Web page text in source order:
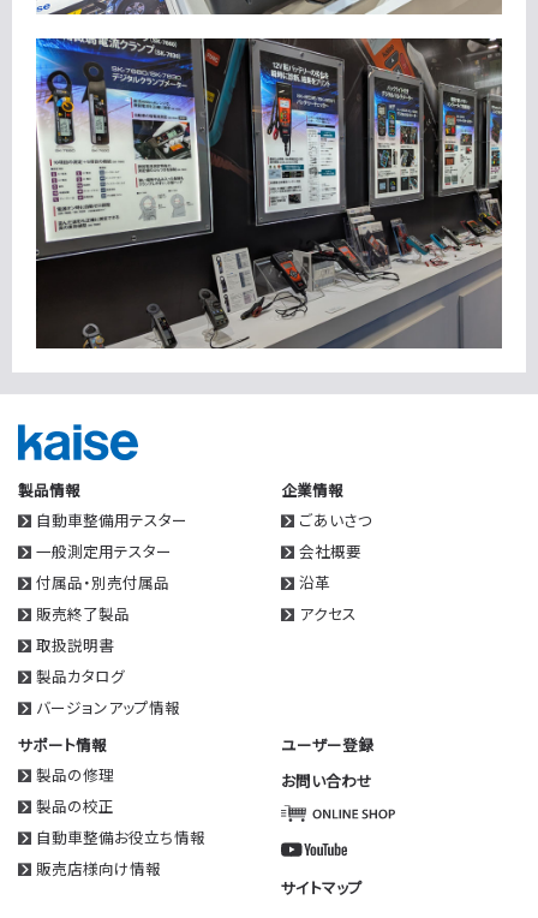
製品情報
自動車整備用テスター
一般測定用テスター
付属品・別売付属品
販売終了製品
取扱説明書
製品カタログ
バージョンアップ情報
企業情報
ごあいさつ
会社概要
沿革
アクセス
サポート情報
製品の修理
製品の校正
自動車整備お役立ち情報
販売店様向け情報
ユーザー登録
お問い合わせ
サイトマップ